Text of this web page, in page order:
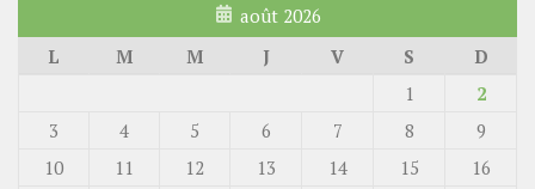
août 2026
L
M M J V S
D
1
2
3
4 5 6 7 8
9
10
11 12 13 14 15
16